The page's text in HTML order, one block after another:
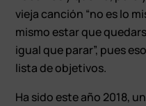
vieja canción “no es lo
mismo estar que
igual que parar”, pues
lista de objetivos.
Ha sido este año 2018,